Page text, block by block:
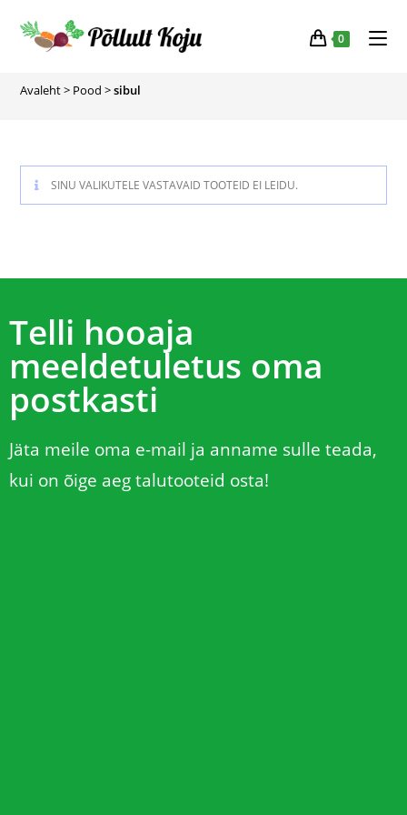
0
Avaleht> Pood >sibul
SINU VALIKUTELE VASTAVAID TOOTEID EI LEIDU.
Telli hooaja
meeldetuletus oma
postkasti
Jäta meile oma e-mail ja anname sulle teada,
kui on õige aeg talutooteid osta!